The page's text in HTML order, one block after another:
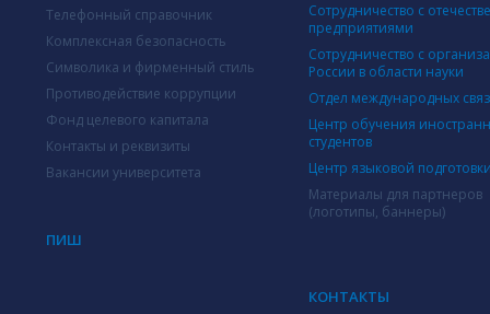
Телефонный справочник
Комплексная безопасность
Символика и фирменный стиль
Противодействие коррупции
Фонд целевого капитала
Контакты и реквизиты
Вакансии университета
Сотрудничество с
предприятиями
Сотрудничество с
России в области науки
Отдел международных
Центр обучения
студентов
Центр языковой
Материалы для партнеров
(логотипы, баннеры)
ПИШ
КОНТАКТЫ